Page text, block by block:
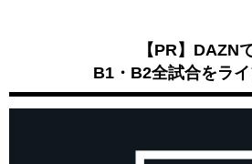
【PR】DAZN
B1・B2全試合をライ